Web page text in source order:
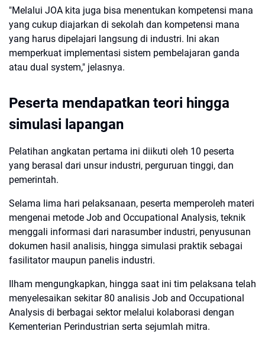
"Melalui JOA kita juga bisa menentukan kompetensi mana
yang cukup diajarkan di sekolah dan kompetensi mana
yang harus dipelajari langsung di industri. Ini akan
memperkuat implementasi sistem pembelajaran ganda
atau dual system," jelasnya.
Peserta mendapatkan teori hingga
simulasi lapangan
Pelatihan angkatan pertama ini diikuti oleh 10 peserta
yang berasal dari unsur industri, perguruan tinggi, dan
pemerintah.
Selama lima hari pelaksanaan, peserta memperoleh materi
mengenai metode Job and Occupational Analysis, teknik
menggali informasi dari narasumber industri, penyusunan
dokumen hasil analisis, hingga simulasi praktik sebagai
fasilitator maupun panelis industri.
Ilham mengungkapkan, hingga saat ini tim pelaksana telah
menyelesaikan sekitar 80 analisis Job and Occupational
Analysis di berbagai sektor melalui kolaborasi dengan
Kementerian Perindustrian serta sejumlah mitra.